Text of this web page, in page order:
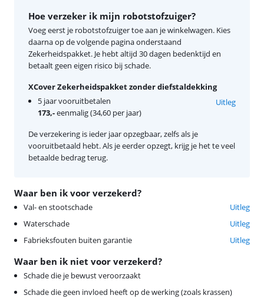
Waar ben ik voor verzekerd?
Val- en stootschade
Uitleg
Waterschade
Uitleg
Fabrieksfouten buiten garantie
Uitleg
Waar ben ik niet voor verzekerd?
Schade die je bewust veroorzaakt
Schade die geen invloed heeft op de werking (zoals krassen)
Hoe verzeker ik mijn robotstofzuiger?
Voeg eerst je robotstofzuiger toe aan je winkelwagen. Kies
daarna op de volgende pagina onderstaand
Zekerheidspakket. Je hebt altijd 30 dagen bedenktijd en
betaalt geen eigen risico bij schade.
XCover Zekerheidspakket zonder diefstaldekking
5 jaar vooruitbetalen
173,-eenmalig (34,60 per jaar)
Uitleg
De verzekering is ieder jaar opzegbaar, zelfs als je
vooruitbetaald hebt. Als je eerder opzegt, krijg je het te veel
betaalde bedrag terug.